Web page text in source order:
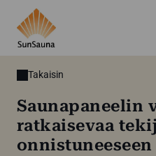
Takaisin
Saunapaneelin
ratkaisevaa